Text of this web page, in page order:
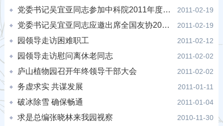
党委书记吴宜亚同志参加中科院2011年度工作会议 2011-02-19
党委书记吴宜亚同志应邀出席全国友协2011年春节联欢晚会 2011-02-19
园领导走访困难职工 2011-02-12
园领导走访慰问离休老同志 2011-02-02
庐山植物园召开年终领导干部大会 2011-02-02
务虚求实 共谋发展 2011-01-11
破冰除雪 确保畅通 2011-01-04
求是总编张晓林来我园视察 2010-11-30